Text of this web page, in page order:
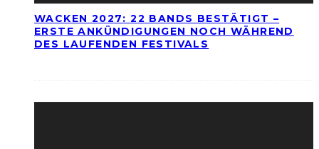
WACKEN 2027: 22 BANDS BESTÄTIGT –
ERSTE ANKÜNDIGUNGEN NOCH WÄHREND
DES LAUFENDEN FESTIVALS